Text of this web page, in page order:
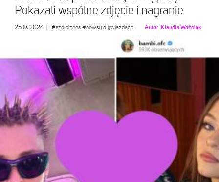
Pokazali wspólne zdjęcie i nagranie
25 lis 2024 #szołbiznes #newsy o gwiazdach Autor: Klaudia Woźniak